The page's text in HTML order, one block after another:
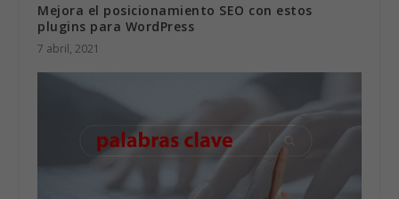
Mejora el posicionamiento SEO con estos
plugins para WordPress
7 abril, 2021